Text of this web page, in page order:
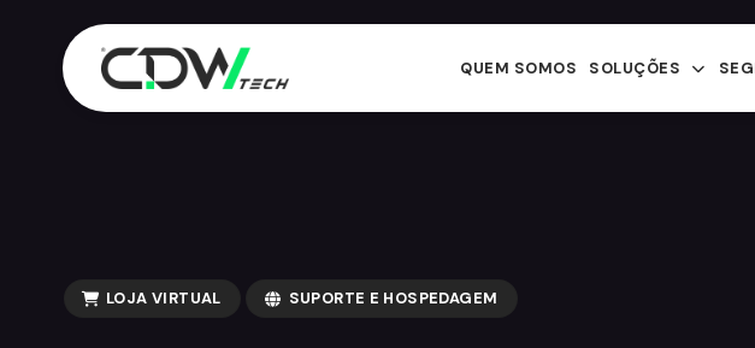
QUEM SOMOS SOLUÇÕES
LOJA VIRTUAL SUPORTE E HOSPEDAGEM